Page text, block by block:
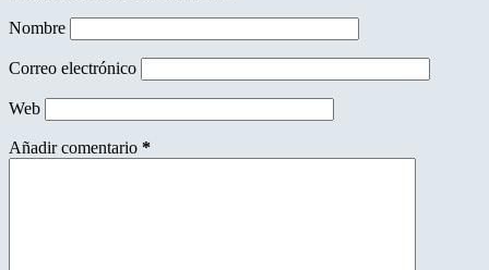
Nombre
Correo electrónico
Web
Añadir comentario *